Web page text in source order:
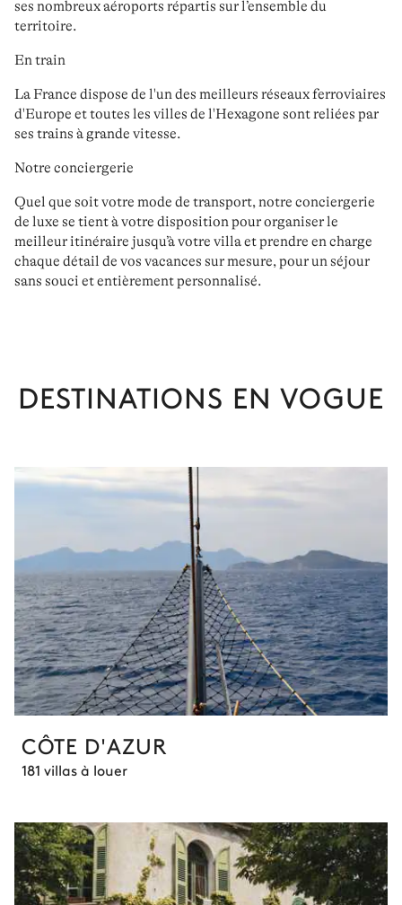
ses nombreux aéroports répartis sur l’ensemble du
territoire.
En train
La France dispose de l'un des meilleurs réseaux ferroviaires
d'Europe et toutes les villes de l'Hexagone sont reliées par
ses trains à grande vitesse.
Notre conciergerie
Quel que soit votre mode de transport,notre conciergerie
de luxe se tient à votre disposition pourorganiser le
meilleur itinéraire jusqu’à votre villaet prendre en charge
chaque détail de vos vacances sur mesure, pour un séjour
sans souci et entièrement personnalisé.
DESTINATIONS EN VOGUE
CÔTE D'AZUR
181 villas à louer